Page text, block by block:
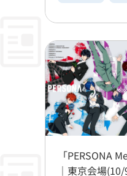
「PERSONA
｜東京会場